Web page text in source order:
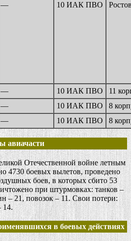
— 10 ИАК ПВО
— 10 ИАК ПВО
11
— 10 ИАК ПВО
8
— 10 ИАК ПВО 8
авиачасти
Отечественной войне летным
4730 боевых вылетов, проведено
боев, в которых сбито 53
при штурмовках: танков –
– 21, повозок – 11. Свои потери:
14.
в боевых действиях